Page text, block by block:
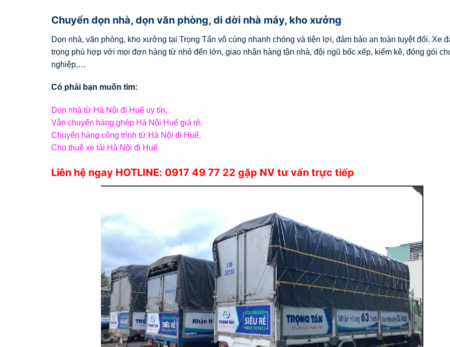
Chuyển dọn nhà, dọn văn phòng, di dời nhà máy, kho xưởng
Dọn nhà, văn phòng, kho xưởng tại Trọng Tấn vô cùng nhanh chóng và tiện lợi, đảm bảo an toàn tuyệt đối. Xe
trọng phù hợp với mọi đơn hàng từ nhỏ đến lớn, giao nhận hàng tận nhà, đội ngũ bốc xếp, kiểm kê, đóng gói
nghiệp,…
Có phải bạn muốn tìm:
Dọn nhà từ Hà Nội đi Huế uy tín,
Vận chuyển hàng ghép Hà Nội Huế giá rẻ,
Chuyển hàng công trình từ Hà Nội đi Huế,
Cho thuê xe tải Hà Nội đi Huế
Liên hệ ngay HOTLINE: 0917 49 77 22 gặp NV tư vấn trực tiếp